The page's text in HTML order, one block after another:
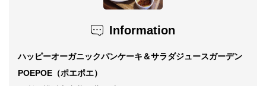
Information
ハッピーオーガニックパンケーキ＆サラダジュースガーデン
POEPOE（ポエポエ）